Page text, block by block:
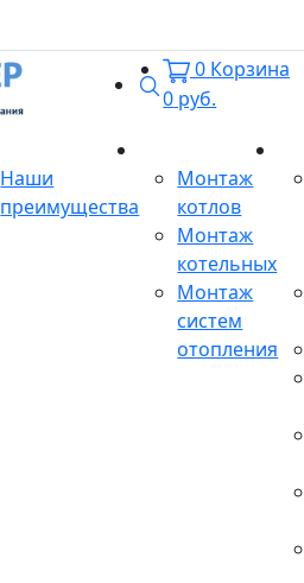
Поиск
0 Корзина
0 руб.
Наши
преимущества
Монтаж
котлов
Монтаж
котельных
Монтаж
систем
отопления